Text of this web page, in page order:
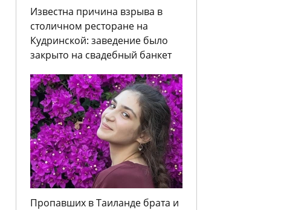
Известна причина взрыва в
столичном ресторане на
Кудринской: заведение было
закрыто на свадебный банкет
Пропавших в Таиланде брата и